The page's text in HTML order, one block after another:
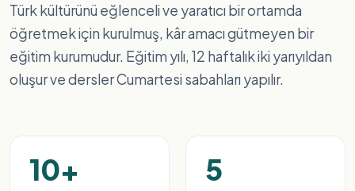
eğlenceli ve canlı bir müfredat sunan, kâr amacı gütmeyen
bir hafta sonu okulu.
Çocuğunuzu kaydedin
Türk kültürünü eğlenceli ve yaratıcı bir ortamda
öğretmek için kurulmuş, kâr amacı gütmeyen bir
eğitim kurumudur. Eğitim yılı, 12 haftalık iki yarıyıldan
oluşur ve dersler Cumartesi sabahları yapılır.
10+ 5